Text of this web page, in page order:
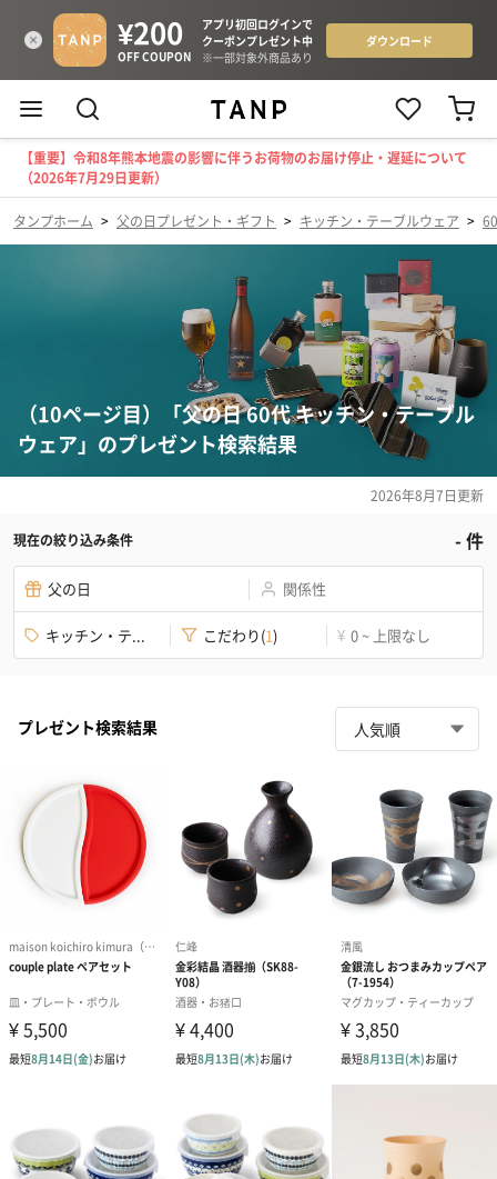
【重要】令和8年熊本地震の影響に伴うお荷物のお届け停止・遅延について
（2026年7月29日更新）
タンプホーム > 父の日プレゼント・ギフト > キッチン・テーブルウェア >
（10ページ目）「父の日 60代 キッチン・テーブル
ウェア」のプレゼント検索結果
2026年8月7日更新
現在の絞り込み条件 -件
父の日 関係性
キッチン・テ... こだわり(1) ¥ 0 ~ 上限なし
プレゼント検索結果